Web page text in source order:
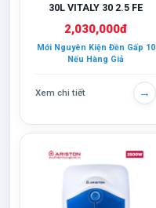
30L VITALY 30 2.5 FE
2,030,000đ
Mới Nguyên Kiện Đền Gấp 10
Nếu Hàng Giả
Xem chi tiết →